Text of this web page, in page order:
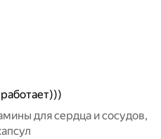
для сердца и сосудов,